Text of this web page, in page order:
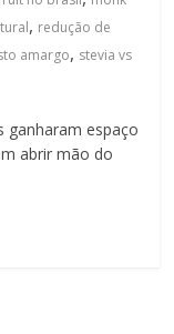
, redução de
amargo, stevia vs
ganharam espaço
abrir mão do